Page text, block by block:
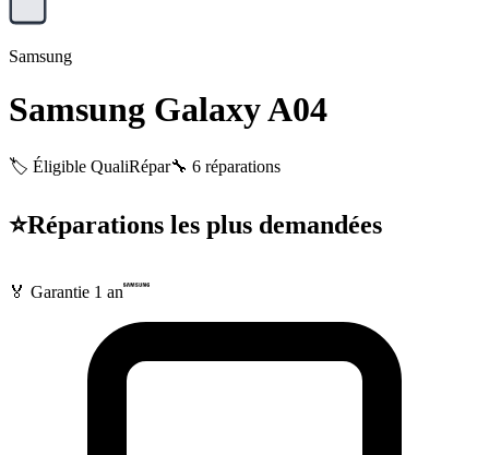
Samsung
Samsung Galaxy A04
🏷️ Éligible QualiRépar🔧 6 réparations
⭐Réparations les plus demandées
🏅 Garantie 1 an